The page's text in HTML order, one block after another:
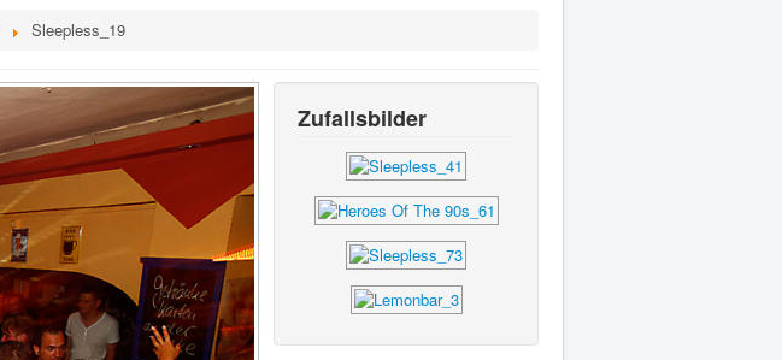
Sleepless_19
Zufallsbilder